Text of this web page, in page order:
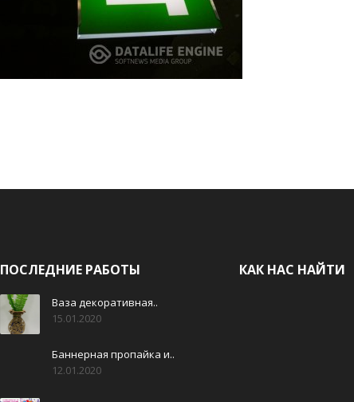
ПОСЛЕДНИЕ РАБОТЫ
Ваза декоративная..
15.01.2020
Баннерная пропайка и..
12.01.2020
КАК НАС НАЙТИ